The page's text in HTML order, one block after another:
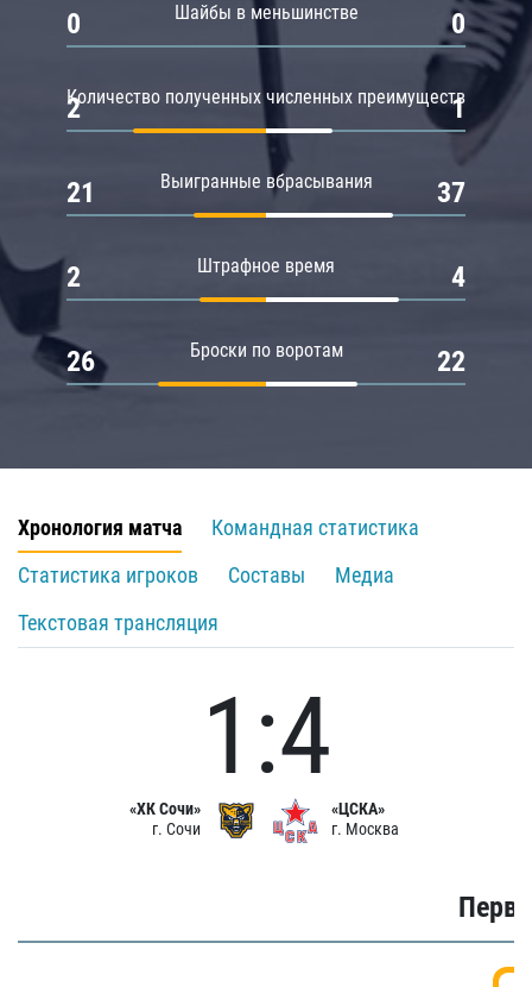
Шайбы в меньшинстве
0 0
Количество полученных численных преимуществ
2 1
Выигранные вбрасывания
21 37
Штрафное время
2 4
Броски по воротам
26 22
Хронология матча
Командная статистика
Статистика игроков
Составы
Медиа
Текстовая трансляция
«ХК Сочи»
г. Сочи
1:4
«ЦСКА»
г. Москва